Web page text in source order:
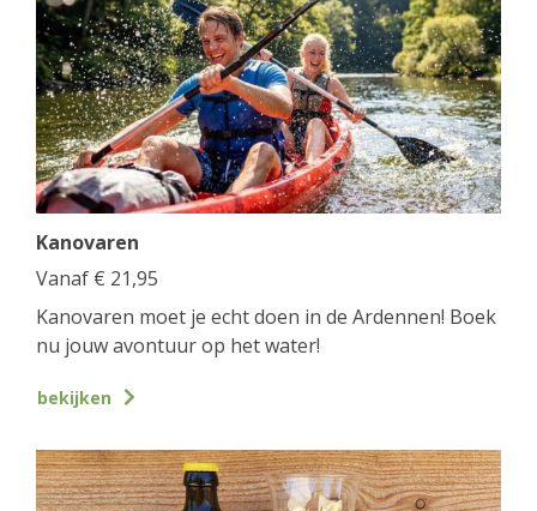
Kanovaren
Vanaf € 21,95
Kanovaren moet je echt doen in de Ardennen! Boek
nu jouw avontuur op het water!
bekijken